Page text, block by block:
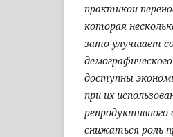
практикой
которая
зато улучшает
доступны
при их
снижаться роль